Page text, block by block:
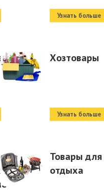
Узнать больше
Хозтовары
Узнать больше
Товары для
отдыха